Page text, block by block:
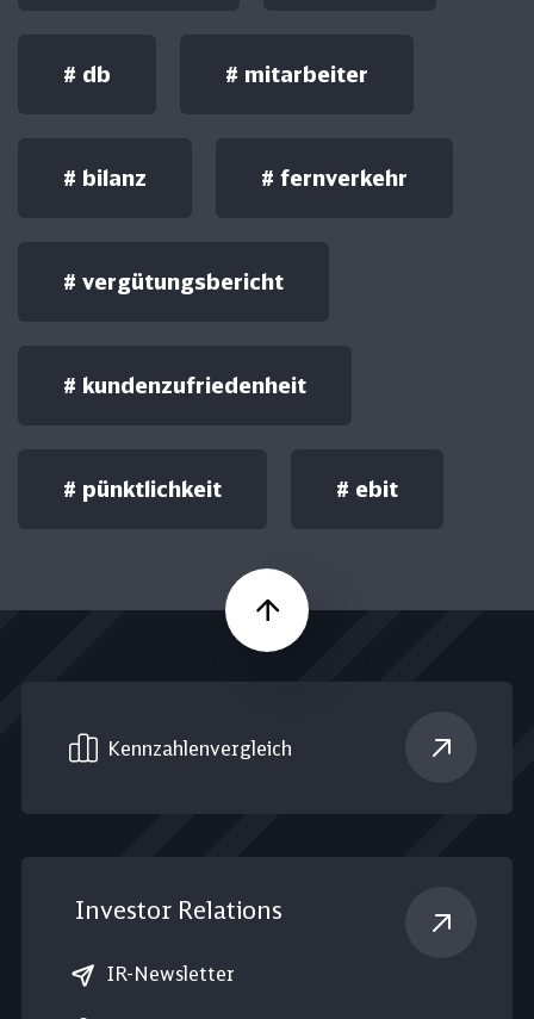
# db # mitarbeiter
# bilanz # fernverkehr
# vergütungsbericht
# kundenzufriedenheit
# pünktlichkeit # ebit
Nach oben
Kennzahlen­vergleich
Investor Relations
IR-Newsletter